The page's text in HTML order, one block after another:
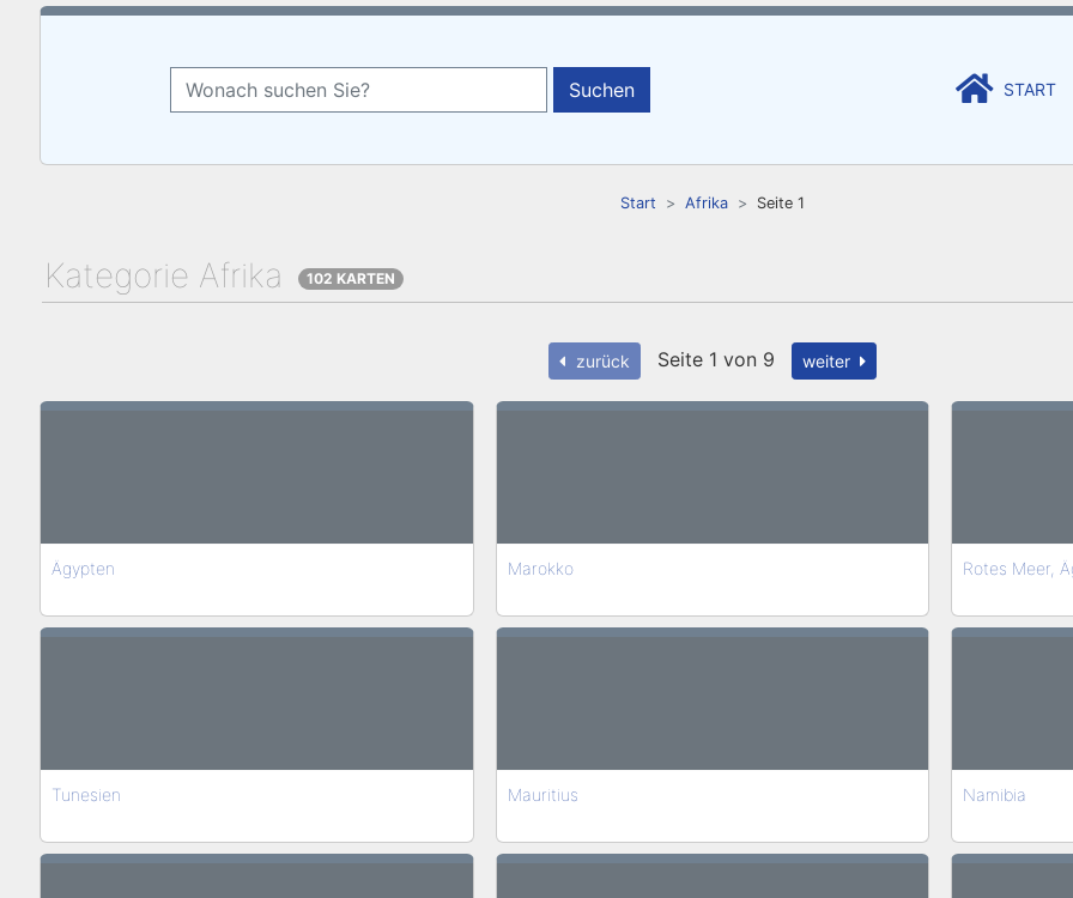
Suchen START
Start Afrika Seite 1
Kategorie Afrika 102 KARTEN
zurück Seite 1 von 9 weiter
Ägypten Marokko Rotes Meer,
Tunesien Mauritius Namibia